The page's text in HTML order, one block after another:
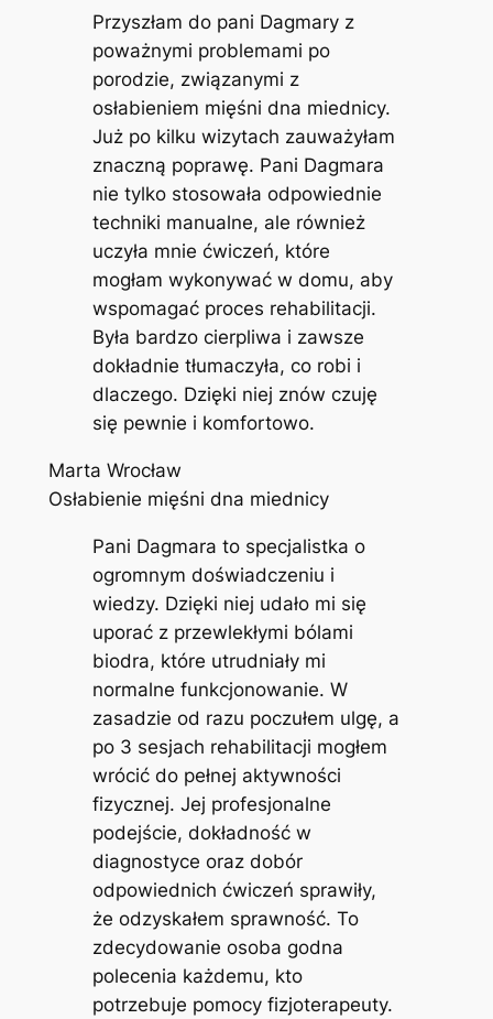
Przyszłam do pani Dagmary z
poważnymi problemami po
porodzie, związanymi z
osłabieniem mięśni dna miednicy.
Już po kilku wizytach zauważyłam
znaczną poprawę. Pani Dagmara
nie tylko stosowała odpowiednie
techniki manualne, ale również
uczyła mnie ćwiczeń, które
mogłam wykonywać w domu, aby
wspomagać proces rehabilitacji.
Była bardzo cierpliwa i zawsze
dokładnie tłumaczyła, co robi i
dlaczego. Dzięki niej znów czuję
się pewnie i komfortowo.
Marta Wrocław
Osłabienie mięśni dna miednicy
Pani Dagmara to specjalistka o
ogromnym doświadczeniu i
wiedzy. Dzięki niej udało mi się
uporać z przewlekłymi bólami
biodra, które utrudniały mi
normalne funkcjonowanie. W
zasadzie od razu poczułem ulgę, a
po 3 sesjach rehabilitacji mogłem
wrócić do pełnej aktywności
fizycznej. Jej profesjonalne
podejście, dokładność w
diagnostyce oraz dobór
odpowiednich ćwiczeń sprawiły,
że odzyskałem sprawność. To
zdecydowanie osoba godna
polecenia każdemu, kto
potrzebuje pomocy fizjoterapeuty.